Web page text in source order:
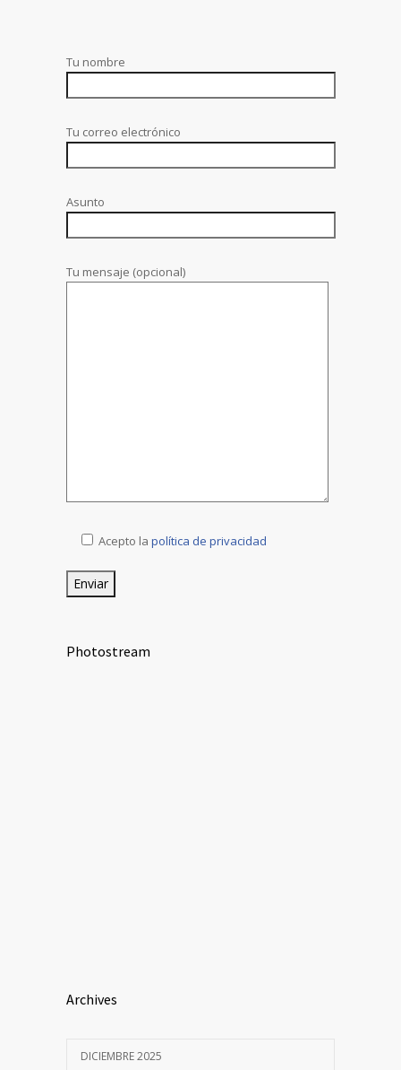
Tu nombre
Tu correo electrónico
Asunto
Tu mensaje (opcional)
Acepto la política de privacidad
Photostream
Archives
DICIEMBRE 2025